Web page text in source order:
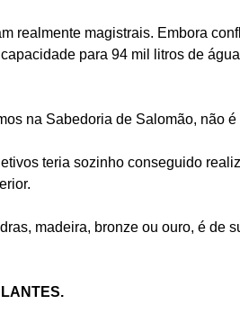
realmente magistrais. Embora
para 94 mil litros de
na Sabedoria de Salomão, não
teria sozinho conseguido
madeira, bronze ou ouro, é de